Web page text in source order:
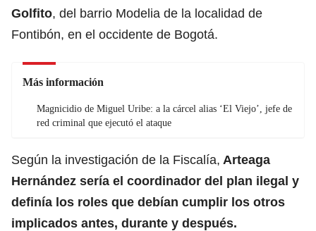
Golfito, del barrio Modelia de la localidad de
Fontibón, en el occidente de Bogotá.
Más información
Magnicidio de Miguel Uribe: a la cárcel alias ‘El Viejo’, jefe de
red criminal que ejecutó el ataque
Según la investigación de la Fiscalía, Arteaga
Hernández sería el coordinador del plan ilegal y
definía los roles que debían cumplir los otros
implicados antes, durante y después.